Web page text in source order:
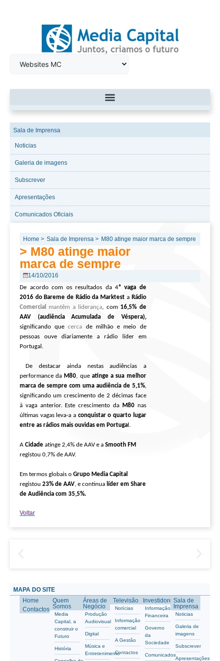
Sala de Imprensa
Noticias
Galeria de imagens
Subscrever
Apresentações
Comunicados Oficiais
Home > Sala de Imprensa > M80 atinge maior marca de sempre
> M80 atinge maior
marca de sempre
14/10/2016
De acordo com os resultados da 4ª vaga de
2016 do Bareme de Rádio da Marktest a Rádio
Comercial
mantêm a liderança, com 16,5% de
AAV (audiência Acumulada de Véspera),
significando quecerca de milhão e meio de
pessoas ouve diariamente a rádio líder em
Portugal.
De destacar ainda nestas audiências a
performance da M80, que atinge a sua melhor
marca de sempre com uma audiência de 5,1%,
significando um crescimento de 2 décimas face
à vaga anterior. Este crescimento da
M80nas
últimas vagas leva-a a conquistar o quarto lugar
entre as rádios mais ouvidas em Portuga l.
A Cidade atinge 2,4% de AAV e a Smooth FM
registou 0,7% de AAV.
Em termos globais o Grupo Media Capital
registou 23% de AAV, e continua líder em Share
de Audiência com 35,5%.
Voltar
MAPA DO SITE
Home
Contactos
Quem
Somos
Media
Capital, a
construir o
Futuro
História
Áreas de
Negócio
Produção
Audiovisual
Digital
Música e
Entretenimento
Televisão
Notícias
Informação
comercial
A Gestão
Contactos
Investidores
Informação
Financeira
Governo
da
Sociedade
Comunicados
Sala de
Imprensa
Noticias
Galeria de
imagens
Subscrever
Apresentações